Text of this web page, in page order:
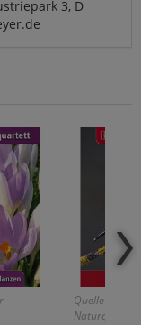
3, D
Quelle &
Naturquartett